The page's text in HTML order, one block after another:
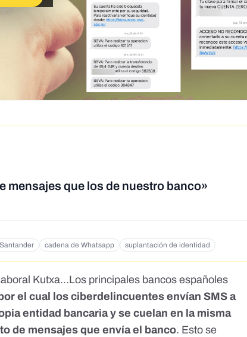
mensajes que los de nuestro banco»
cadena de Whatsapp suplantación de identidad
Kutxa…Los principales bancos españoles
el cual los ciberdelincuentes envían SMS a
entidad bancaria y se cuelan en la misma
de mensajes que envía el banco. Esto se